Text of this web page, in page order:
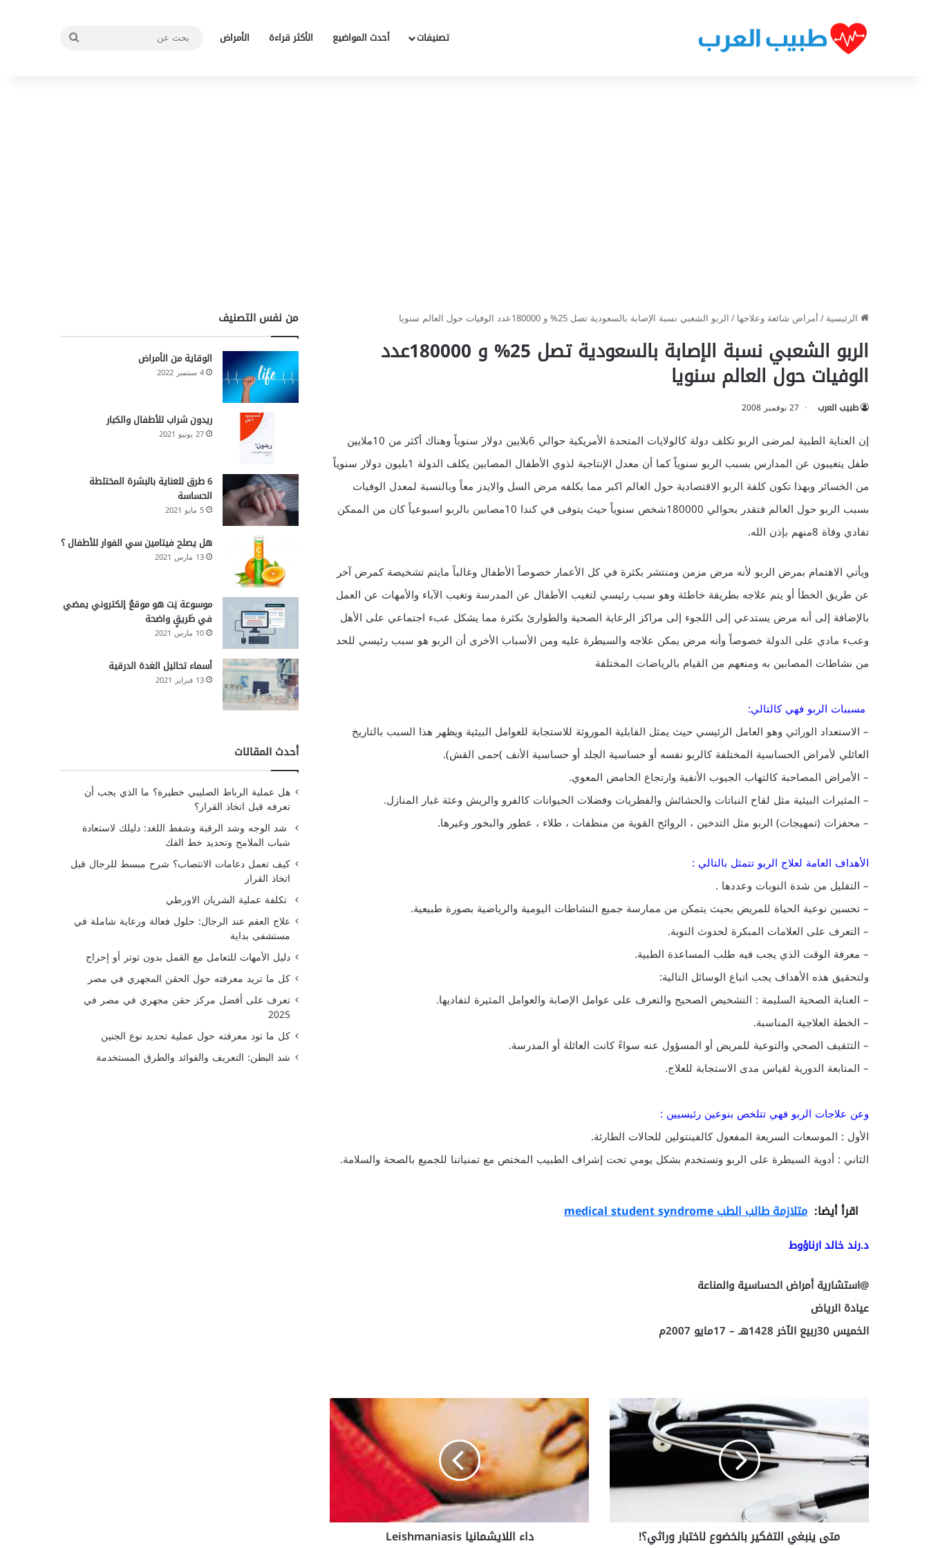
تصنيفات أحدث المواضيع الأكثر قراءة الأمراض
الرئيسية/أمراض شائعة وعلاجها/الربو الشعبي نسبة الإصابة بالسعودية تصل 25% و 180000عدد الوفيات حول العالم سنويا
الربو الشعبي نسبة الإصابة بالسعودية تصل 25% و 180000عدد
الوفيات حول العالم سنويا
طبيب العرب 27 نوفمبر 2008
إن العناية الطبية لمرضى الربو تكلف دولة كالولايات المتحدة الأمريكية حوالي 6بلايين دولار سنوياً وهناك أكثر من 10ملايين
طفل يتغيبون عن المدارس بسبب الربو سنوياً كما أن معدل الإنتاجية لذوي الأطفال المصابين يكلف الدولة 1بليون دولار سنوياً
من الخسائر وبهذا تكون كلفة الربو الاقتصادية حول العالم اكبر مما يكلفه مرض السل والايدز معاً وبالنسبة لمعدل الوفيات
بسبب الربو حول العالم فتقدر بحوالي 180000شخص سنوياً حيث يتوفى في كندا 10مصابين بالربو اسبوعياً كان من الممكن
تفادي وفاة 8منهم بإذن الله.
ويأتي الاهتمام بمرض الربو لأنه مرض مزمن ومنتشر بكثرة في كل الأعمار خصوصاً الأطفال وغالباً مايتم تشخيصة كمرض آخر
عن طريق الخطأ أو يتم علاجه بطريقة خاطئة وهو سبب رئيسي لتغيب الأطفال عن المدرسة وتغيب الآباء والأمهات عن العمل
بالإضافة إلى أنه مرض يستدعي إلى اللجوء إلى مراكز الرعاية الصحية والطوارئ بكثرة مما يشكل عبء اجتماعي على الأهل
وعبء مادي على الدولة خصوصاً وأنه مرض يمكن علاجه والسيطرة عليه ومن الأسباب الأخرى أن الربو هو سبب رئيسي للحد
من نشاطات المصابين به ومنعهم من القيام بالرياضات المختلفة
مسببات الربو فهي كالتالي:
– الاستعداد الوراثي وهو العامل الرئيسي حيث يمثل القابلية الموروثة للاستجابة للعوامل البيئية ويظهر هذا السبب بالتاريخ
العائلي لأمراض الحساسية المختلفة كالربو نفسه أو حساسية الجلد أو حساسية الأنف )حمى القش).
– الأمراض المصاحبة كالتهاب الجيوب الأنفية وارتجاع الحامض المعوي.
– المثيرات البيئية مثل لقاح النباتات والحشائش والفطريات وفضلات الحيوانات كالفرو والريش وعثة غبار المنازل.
– محفزات (تمهيجات) الربو مثل التدخين ، الروائح القوية من منظفات ، طلاء ، عطور والبخور وغيرها.
الأهداف العامة لعلاج الربو تتمثل بالتالي :
– التقليل من شدة النوبات وعددها .
– تحسين نوعية الحياة للمريض بحيث يتمكن من ممارسة جميع النشاطات اليومية والرياضية بصورة طبيعية.
– التعرف على العلامات المبكرة لحدوث النوبة.
– معرفة الوقت الذي يجب فيه طلب المساعدة الطبية.
ولتحقيق هذه الأهداف يجب اتباع الوسائل التالية:
– العناية الصحية السليمة : التشخيص الصحيح والتعرف على عوامل الإصابة والعوامل المثيرة لتفاديها.
– الخطة العلاجية المناسبة.
– التثقيف الصحي والتوعية للمريض أو المسؤول عنه سواءً كانت العائلة أو المدرسة.
– المتابعة الدورية لقياس مدى الاستجابة للعلاج.
وعن علاجات الربو فهي تتلخص بنوعين رئيسيين :
الأول : الموسعات السريعة المفعول كالفينتولين للحالات الطارئة.
الثاني : أدوية السيطرة على الربو وتستخدم بشكل يومي تحت إشراف الطبيب المختص مع تمنياتنا للجميع بالصحة والسلامة.
اقرأ أيضا: متلازمة طالب الطب medical student syndrome
د.رند خالد ارناؤوط
@استشارية أمراض الحساسية والمناعة
عيادة الرياض
الخميس 30ربيع الآخر 1428هـ – 17مايو 2007م
ى
ي
ن
غ
ا
متى ينبغي التفكير بالخضوع لاختبار وراثي؟!
د
ا
ء
ا
ل
ل
ش
داء اللايشمانيا Leishmaniasis
من نفس التصنيف
الوقاية من الأمراض
4 سبتمبر 2022
ريدون شراب للأطفال والكبار
27 يونيو 2021
6 طرق للعناية بالبشرة المختلطة
الحساسة
5 مايو 2021
هل يصلح فيتامين سي الفوار للأطفال ؟
13 مارس 2021
موسوعة نِت هو موقعٌ إلكتروني يمضي
في طَريقٍ واضحة
10 مارس 2021
أسماء تحاليل الغدة الدرقية
13 فبراير 2021
أحدث المقالات
هل عملية الرباط الصليبي خطيرة؟ ما الذي يجب أن
تعرفه قبل اتخاذ القرار؟
شد الوجه وشد الرقبة وشفط اللغد: دليلك لاستعادة
شباب الملامح وتحديد خط الفك
كيف تعمل دعامات الانتصاب؟ شرح مبسط للرجال قبل
اتخاذ القرار
تكلفة عملية الشريان الاورطي
علاج العقم عند الرجال: حلول فعالة ورعاية شاملة في
مستشفى بداية
دليل الأمهات للتعامل مع القمل بدون توتر أو إحراج
كل ما تريد معرفته حول الحقن المجهري في مصر
تعرف على أفضل مركز حقن مجهري في مصر في
2025
كل ما تود معرفته حول عملية تحديد نوع الجنين
شد البطن: التعريف والفوائد والطرق المستخدمة